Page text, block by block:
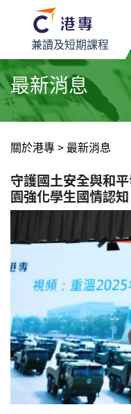
兼讀及短期課程
最新消息
關於港專> 最新消息
守護國土安全與和
園強化學生國情認知